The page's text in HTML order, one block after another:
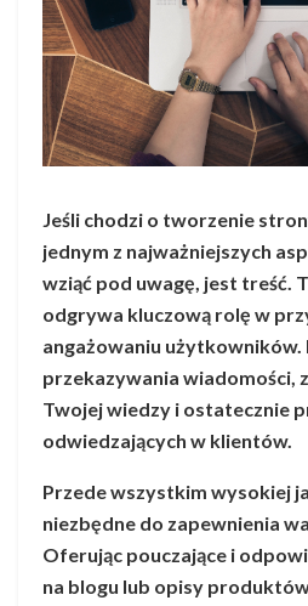
Jeśli chodzi o tworzenie
jednym z najważniejszych
wziąć pod uwagę, jest treść.
odgrywa kluczową rolę w
angażowaniu użytkowników.
przekazywania wiadomości,
Twojej wiedzy i ostatecznie
odwiedzających w klientów.
Przede wszystkim wysokiej
niezbędne do zapewnienia
Oferując pouczające i
na blogu lub opisy